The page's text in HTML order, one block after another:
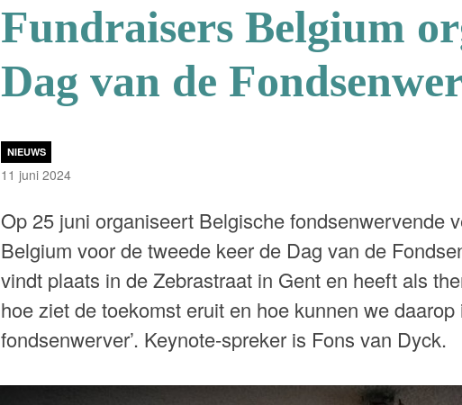
Fundraisers Belgium
Dag van de
NIEUWS
11 juni 2024
Op 25 juni organiseert Belgische fondsenwervende
Belgium voor de tweede keer de Dag van de
vindt plaats in de Zebrastraat in Gent en heeft als
hoe ziet de toekomst eruit en hoe kunnen we
fondsenwerver’. Keynote-spreker is Fons van Dyck.